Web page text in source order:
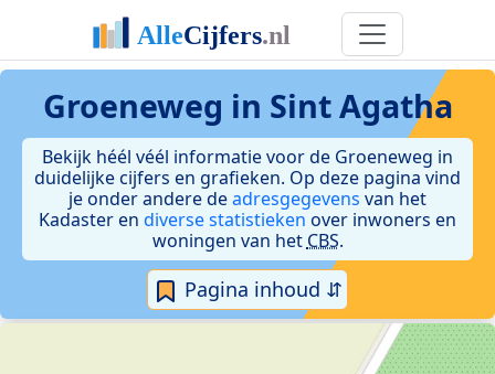
Groeneweg in Sint Agatha
Bekijk héél véél informatie voor de Groeneweg in
duidelijke cijfers en grafieken. Op deze pagina vind
je onder andere deadresgegevens van het
Kadaster en diverse statistieken over inwoners en
woningen van het CBS.
Pagina inhoud ⇵